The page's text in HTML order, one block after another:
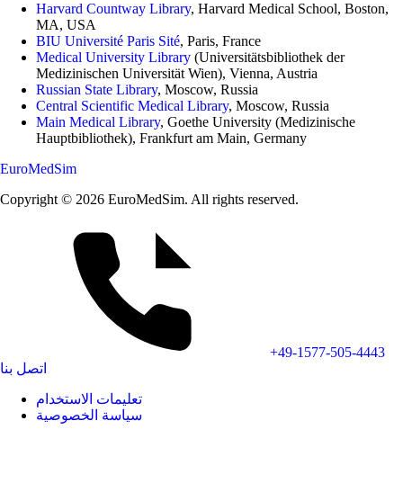
Harvard Countway Library, Harvard Medical School, Boston,
MA, USA
BIU Université Paris Sité, Paris, France
Medical University Library (Universitätsbibliothek der
Medizinischen Universität Wien), Vienna, Austria
Russian State Library, Moscow, Russia
Central Scientific Medical Library, Moscow, Russia
Main Medical Library, Goethe University (Medizinische
Hauptbibliothek), Frankfurt am Main, Germany
EuroMedSim
Copyright © 2026 EuroMedSim. All rights reserved.
+49-1577-505-4443
اتصل بنا
تعليمات الاستخدام
سياسة الخصوصية